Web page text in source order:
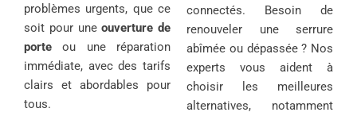
problèmes urgents, que ce
soit pour uneouverture de
porte ou une réparation
immédiate, avec des tarifs
clairs et abordables pour
tous.
connectés. Besoin de
renouveler une serrure
abîmée ou dépassée ? Nos
experts vous aident à
choisir les meilleures
alternatives, notamment